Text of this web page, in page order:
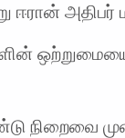
ஈரான்
நிறைவை